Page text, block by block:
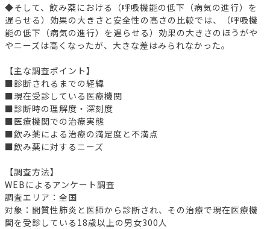
◆そして、飲み薬における（呼吸機能の低下（病気の進行）を
遅らせる）効果の大きさと安全性の高さの比較では、（呼吸機
能の低下（病気の進行）を遅らせる）効果の大きさのほうがや
やニーズは高くなったが、大きな差はみられなかった。
【主な調査ポイント】
■診断されるまでの経緯
■現在受診している医療機関
■診断時の理解度・深刻度
■医療機関での治療実態
■飲み薬による治療の満足度と不満点
■飲み薬に対するニーズ
【調査方法】
WEBによるアンケート調査
調査エリア：全国
対象：間質性肺炎と医師から診断され、その治療で現在医療機
関を受診している18歳以上の男女300人